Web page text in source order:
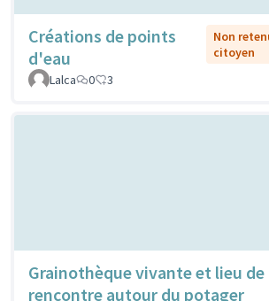
Créations de points
d'eau
Non
citoyen
Lalca
0 3
Grainothèque vivante et lieu de
rencontre autour du potager